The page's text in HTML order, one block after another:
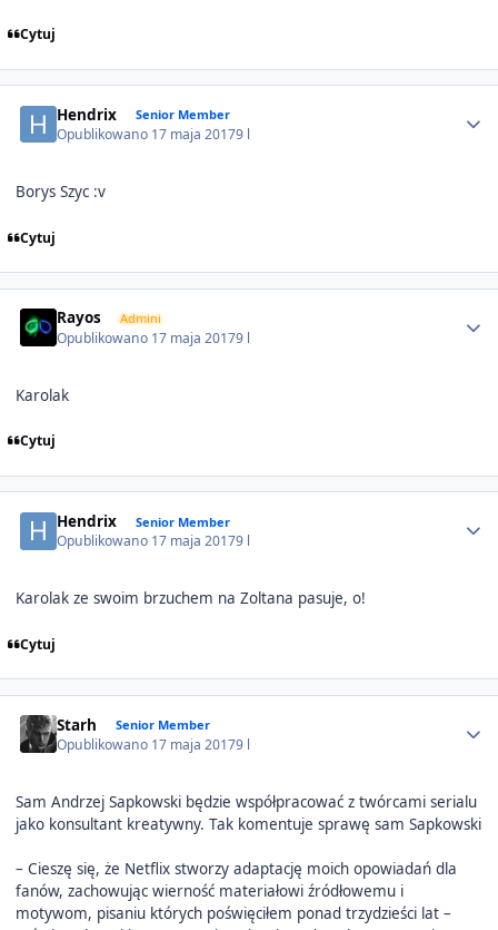
Cytuj
Hendrix Senior Member
Opublikowano 17 maja 20179 l
Borys Szyc :v
Cytuj
Rayos Admini
Opublikowano 17 maja 20179 l
Karolak
Cytuj
Hendrix Senior Member
Opublikowano 17 maja 20179 l
Karolak ze swoim brzuchem na Zoltana pasuje, o!
Cytuj
Starh Senior Member
Opublikowano 17 maja 20179 l
Sam Andrzej Sapkowski będzie współpracować z twórcami serialu
jako konsultant kreatywny. Tak komentuje sprawę sam Sapkowski
– Cieszę się, że Netflix stworzy adaptację moich opowiadań dla
fanów, zachowując wierność materiałowi źródłowemu i
motywom, pisaniu których poświęciłem ponad trzydzieści lat –